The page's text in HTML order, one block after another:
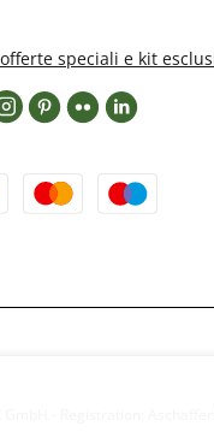
speciali e kit